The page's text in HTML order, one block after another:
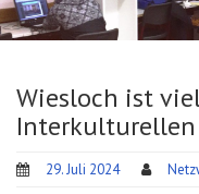
Wiesloch ist
Interkulturellen
29. Juli 2024